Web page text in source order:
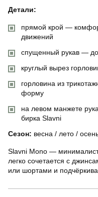
Детали:
прямой крой —
движений
спущенный рукав —
круглый вырез
горловина из
форму
на левом манжете
бирка Slavni
Сезон: весна / лето /
Slavni Mono —
легко сочетается с
или шортами и